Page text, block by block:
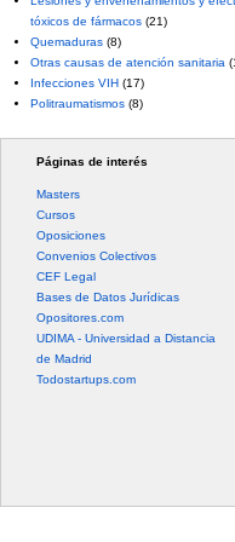
tóxicos de fármacos (21)
Quemaduras (8)
Otras causas de atención sanitaria
Infecciones VIH (17)
Politraumatismos (8)
Páginas de interés
Masters
Cursos
Oposiciones
Convenios Colectivos
CEF Legal
Bases de Datos Jurídicas
Opositores.com
UDIMA - Universidad a Distancia
de Madrid
Todostartups.com